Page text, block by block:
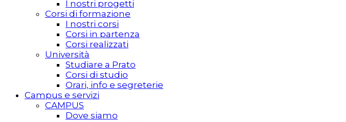
I nostri progetti
Corsi di formazione
I nostri corsi
Corsi in partenza
Corsi realizzati
Università
Studiare a Prato
Corsi di studio
Orari, info e segreterie
Campus e servizi
CAMPUS
Dove siamo